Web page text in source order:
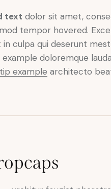
text dolor sit amet,
tempor hovered.
in culpa qui deserunt
doloremque
example architecto